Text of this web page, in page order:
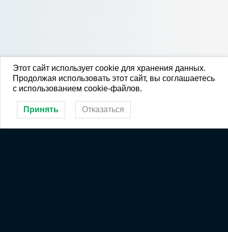
Этот сайт использует cookie для хранения данных.
Продолжая использовать этот сайт, вы соглашаетесь
с использованием cookie-файлов.
Принять Отказаться